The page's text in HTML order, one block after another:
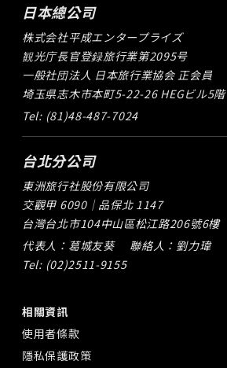
相關資訊
使用者條款
隱私保護政策
日本總公司
株式会社平成エンタープライズ
観光庁長官登録旅行業第2095号
一般社団法人 日本旅行業協会 正会員
埼玉県志木市本町5-22-26 HEGビル5階
Tel: (81)48-487-7024
台北分公司
東洲旅行社股份有限公司
交觀甲 6090｜品保北 1147
台灣台北市104中山區松江路206號6樓
代表人：葛城友葵
聯絡人：劉力瑋
Tel: (02)2511-9155